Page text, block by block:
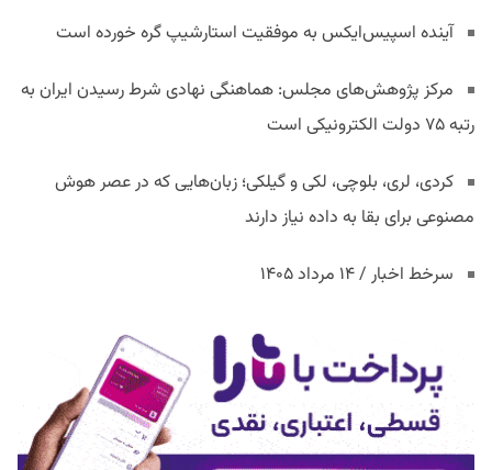
آینده اسپیس‌ایکس به موفقیت استارشیپ گره خورده است
مرکز پژوهش‌های مجلس: هماهنگی نهادی شرط رسیدن ایران به
رتبه ۷۵ دولت الکترونیکی است
کردی، لری، بلوچی، لکی و گیلکی؛ زبان‌هایی که در عصر هوش
مصنوعی برای بقا به داده نیاز دارند
سرخط اخبار / ۱۴ مرداد ۱۴۰۵